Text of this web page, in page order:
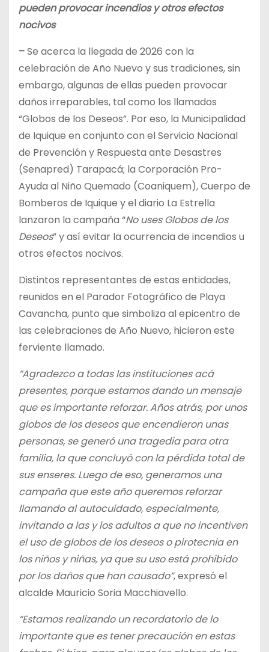
pueden provocar incendios y otros efectos
nocivos
–Se acerca la llegada de 2026 con la
celebración de Año Nuevo y sus tradiciones, sin
embargo, algunas de ellas pueden provocar
daños irreparables, tal como los llamados
“Globos de los Deseos”. Por eso, la Municipalidad
de Iquique en conjunto con el Servicio Nacional
de Prevención y Respuesta ante Desastres
(Senapred) Tarapacá; la Corporación Pro-
Ayuda al Niño Quemado (Coaniquem), Cuerpo de
Bomberos de Iquique y el diario La Estrella
lanzaron la campaña “No uses Globos de los
Deseos” y así evitar la ocurrencia de incendios u
otros efectos nocivos.
Distintos representantes de estas entidades,
reunidos en el Parador Fotográfico de Playa
Cavancha, punto que simboliza al epicentro de
las celebraciones de Año Nuevo, hicieron este
ferviente llamado.
“Agradezco a todas las instituciones acá
presentes, porque estamos dando un mensaje
que es importante reforzar. Años atrás, por unos
globos de los deseos que encendieron unas
personas, se generó una tragedia para otra
familia, la que concluyó con la pérdida total de
sus enseres. Luego de eso, generamos una
campaña que este año queremos reforzar
llamando al autocuidado, especialmente,
invitando a las y los adultos a que no incentiven
el uso de globos de los deseos o pirotecnia en
los niños y niñas, ya que su uso está prohibido
por los daños que han causado”, expresó el
alcalde Mauricio Soria Macchiavello.
“Estamos realizando un recordatorio de lo
importante que es tener precaución en estas